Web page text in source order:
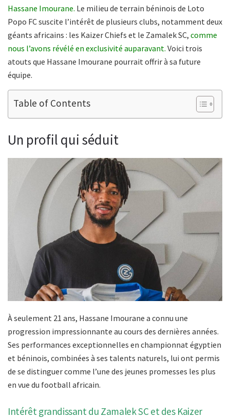
Hassane Imourane. Le milieu de terrain béninois de Loto
Popo FC suscite l’intérêt de plusieurs clubs, notamment deux
géants africains : les Kaizer Chiefs et le Zamalek SC, comme
nous l’avons révélé en exclusivité auparavant. Voici trois
atouts que Hassane Imourane pourrait offrir à sa future
équipe.
Table of Contents
Un profil qui séduit
À seulement 21 ans, Hassane Imourane a connu une
progression impressionnante au cours des dernières années.
Ses performances exceptionnelles en championnat égyptien
et béninois, combinées à ses talents naturels, lui ont permis
de se distinguer comme l’une des jeunes promesses les plus
en vue du football africain.
Intérêt grandissant du Zamalek SC et des Kaizer